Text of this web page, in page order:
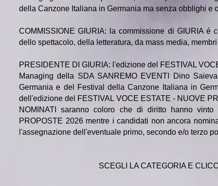
della Canzone Italiana in Germania ma senza obblighi e
COMMISSIONE GIURIA: la commissione di GIURIA
dello spettacolo, della letteratura, da mass media,
PRESIDENTE DI GIURIA: l'edizione del FESTIVAL
Managing della SDA SANREMO EVENTI
Dino Saieva
Germania e del Festival della Canzone Italiana in
dell'edizione del FESTIVAL VOCE ESTATE - NUOVE
NOMINATI saranno coloro che di diritto hanno
PROPOSTE 2026 mentre i candidati non ancora
l'assegnazione dell'eventuale primo, secondo e/o terzo
​SCEGLI LA CATEGORIA E